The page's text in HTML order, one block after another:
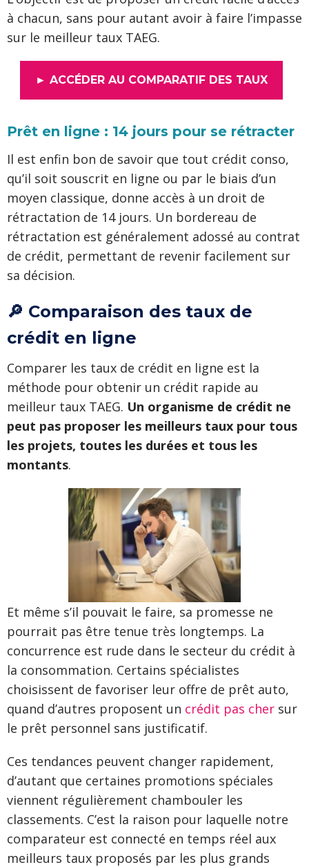
à chacun, sans pour autant avoir à faire l’impasse
sur le meilleur taux TAEG.
► ACCÉDER AU COMPARATIF DES TAUX
Prêt en ligne : 14 jours pour se rétracter
Il est enfin bon de savoir que tout crédit conso,
qu’il soit souscrit en ligne ou par le biais d’un
moyen classique, donne accès à un droit de
rétractation de 14 jours. Un bordereau de
rétractation est généralement adossé au contrat
de crédit, permettant de revenir facilement sur
sa décision.
🔎 Comparaison des taux de
crédit en ligne
Comparer les taux de crédit en ligne est la
méthode pour obtenir un crédit rapide au
meilleur taux TAEG. Un organisme de crédit ne
peut pas proposer les meilleurs taux pour tous
les projets, toutes les durées et tous les
montants.
Et même s’il pouvait le faire, sa promesse ne
pourrait pas être tenue très longtemps. La
concurrence est rude dans le secteur du crédit à
la consommation. Certains spécialistes
choisissent de favoriser leur offre de prêt auto,
quand d’autres proposent un crédit pas cher sur
le prêt personnel sans justificatif.
Ces tendances peuvent changer rapidement,
d’autant que certaines promotions spéciales
viennent régulièrement chambouler les
classements. C’est la raison pour laquelle notre
comparateur est connecté en temps réel aux
meilleurs taux proposés par les plus grands